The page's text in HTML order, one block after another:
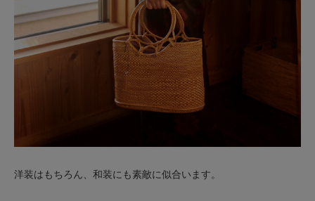
洋装はもちろん、和装にも素敵に似合います。